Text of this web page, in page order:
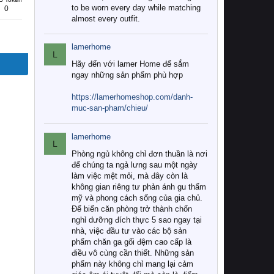
0
to be worn every day while matching
almost every outfit.
L
lamerhome
Hãy đến với lamer Home để sắm
ngay những sản phẩm phù hợp
https://lamerhomeshop.com/danh-
muc-san-pham/chieu/
L
lamerhome
Phòng ngủ không chỉ đơn thuần là nơi
để chúng ta ngả lưng sau một ngày
làm việc mệt mỏi, mà đây còn là
không gian riêng tư phản ánh gu thẩm
mỹ và phong cách sống của gia chủ.
Để biến căn phòng trở thành chốn
nghỉ dưỡng đích thực 5 sao ngay tại
nhà, việc đầu tư vào các bộ sản
phẩm chăn ga gối đệm cao cấp là
điều vô cùng cần thiết. Những sản
phẩm này không chỉ mang lại cảm